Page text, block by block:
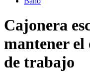
Cajonera
mantener el
de trabajo